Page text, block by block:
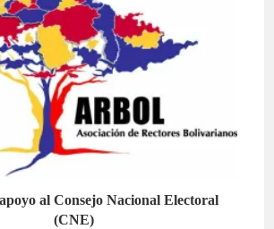
al Consejo Nacional Electoral
(CNE)